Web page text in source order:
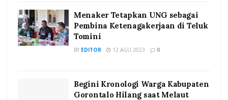
Menaker Tetapkan UNG sebagai
Pembina Ketenagakerjaan di Teluk
Tomini
BY EDITOR 12 AGU 2023 0
Begini Kronologi Warga Kabupaten
Gorontalo Hilang saat Melaut